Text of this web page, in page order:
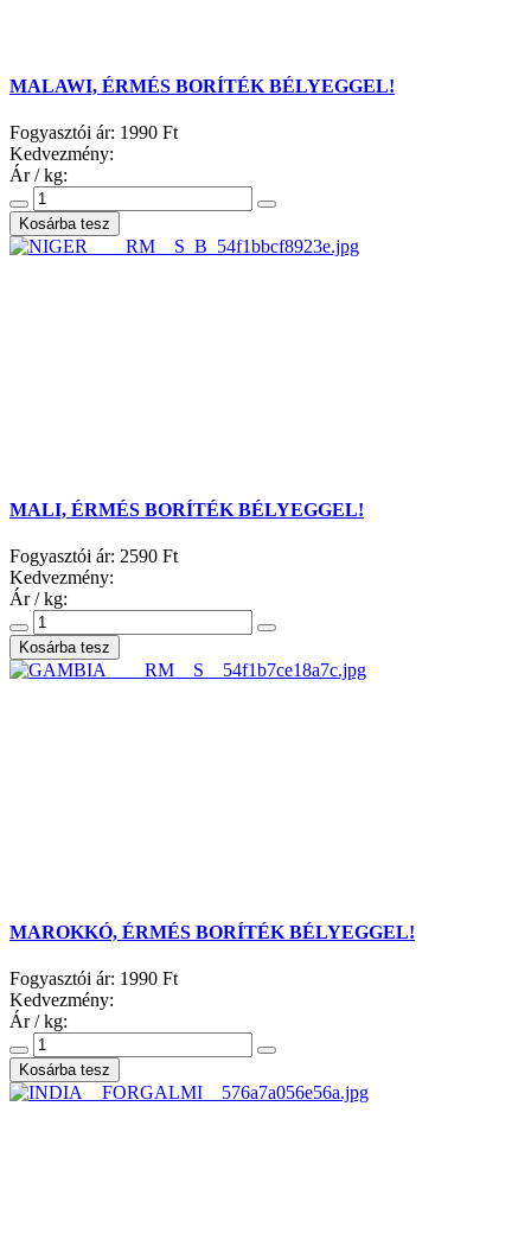
MALAWI, ÉRMÉS BORÍTÉK BÉLYEGGEL!
Fogyasztói ár: 1990 Ft
Kedvezmény:
Ár / kg:
MALI, ÉRMÉS BORÍTÉK BÉLYEGGEL!
Fogyasztói ár: 2590 Ft
Kedvezmény:
Ár / kg:
MAROKKÓ, ÉRMÉS BORÍTÉK BÉLYEGGEL!
Fogyasztói ár: 1990 Ft
Kedvezmény:
Ár / kg: